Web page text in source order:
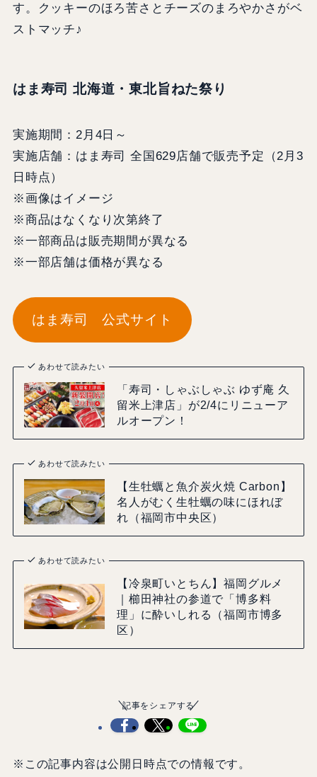
す。クッキーのほろ苦さとチーズのまろやかさがベ
ストマッチ♪
はま寿司 北海道・東北旨ねた祭り
実施期間：2月4日～
実施店舗：はま寿司 全国629店舗で販売予定（2月3
日時点）
※画像はイメージ
※商品はなくなり次第終了
※一部商品は販売期間が異なる
※一部店舗は価格が異なる
はま寿司 公式サイト
あわせて読みたい
「寿司・しゃぶしゃぶ ゆず庵 久
留米上津店」が2/4にリニューア
ルオープン！
あわせて読みたい
【生牡蠣と魚介炭火焼 Carbon】
名人がむく生牡蠣の味にほれぼ
れ（福岡市中央区）
あわせて読みたい
【冷泉町いとちん】福岡グルメ
｜櫛田神社の参道で「博多料
理」に酔いしれる（福岡市博多
区）
記事をシェアする
※この記事内容は公開日時点での情報です。